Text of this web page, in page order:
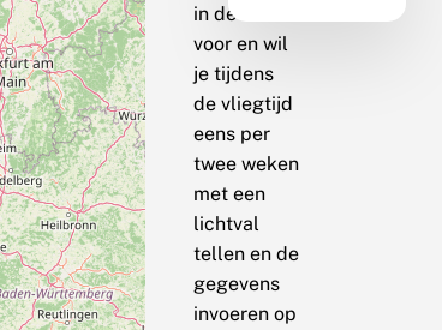
in de buurt
voor en wil
je tijdens
de vliegtijd
eens per
twee weken
met een
lichtval
tellen en de
gegevens
invoeren op